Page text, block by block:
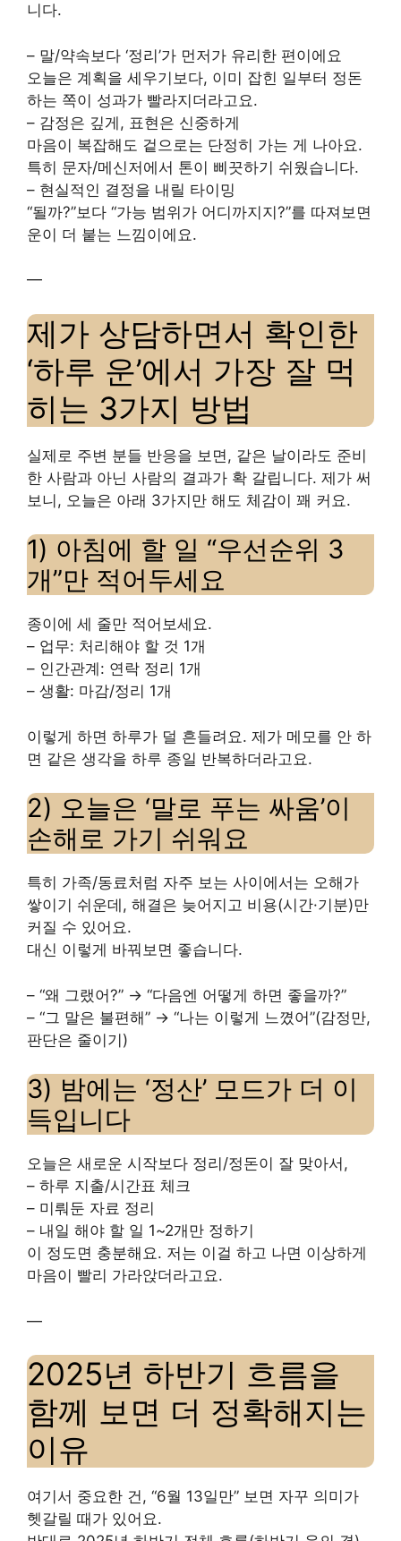
니다.
– 말/약속보다 ‘정리’가 먼저가 유리한 편이에요
오늘은 계획을 세우기보다, 이미 잡힌 일부터 정돈
하는 쪽이 성과가 빨라지더라고요.
– 감정은 깊게, 표현은 신중하게
마음이 복잡해도 겉으로는 단정히 가는 게 나아요.
특히 문자/메신저에서 톤이 삐끗하기 쉬웠습니다.
– 현실적인 결정을 내릴 타이밍
“될까?”보다 “가능 범위가 어디까지지?”를 따져보면
운이 더 붙는 느낌이에요.
—
제가 상담하면서 확인한
‘하루 운’에서 가장 잘 먹
히는 3가지 방법
실제로 주변 분들 반응을 보면, 같은 날이라도 준비
한 사람과 아닌 사람의 결과가 확 갈립니다. 제가 써
보니, 오늘은 아래 3가지만 해도 체감이 꽤 커요.
1) 아침에 할 일 “우선순위 3
개”만 적어두세요
종이에 세 줄만 적어보세요.
– 업무: 처리해야 할 것 1개
– 인간관계: 연락 정리 1개
– 생활: 마감/정리 1개
이렇게 하면 하루가 덜 흔들려요. 제가 메모를 안 하
면 같은 생각을 하루 종일 반복하더라고요.
2) 오늘은 ‘말로 푸는 싸움’이
손해로 가기 쉬워요
특히 가족/동료처럼 자주 보는 사이에서는 오해가
쌓이기 쉬운데, 해결은 늦어지고 비용(시간·기분)만
커질 수 있어요.
대신 이렇게 바꿔보면 좋습니다.
– “왜 그랬어?” → “다음엔 어떻게 하면 좋을까?”
– “그 말은 불편해” → “나는 이렇게 느꼈어”(감정만,
판단은 줄이기)
3) 밤에는 ‘정산’ 모드가 더 이
득입니다
오늘은 새로운 시작보다 정리/정돈이 잘 맞아서,
– 하루 지출/시간표 체크
– 미뤄둔 자료 정리
– 내일 해야 할 일 1~2개만 정하기
이 정도면 충분해요. 저는 이걸 하고 나면 이상하게
마음이 빨리 가라앉더라고요.
—
2025년 하반기 흐름을
함께 보면 더 정확해지는
이유
여기서 중요한 건, “6월 13일만” 보면 자꾸 의미가
헷갈릴 때가 있어요.